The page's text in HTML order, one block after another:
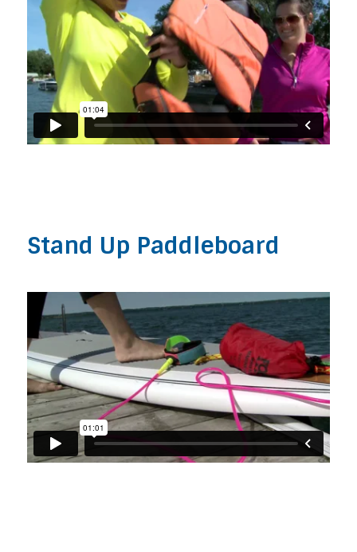
Stand Up Paddleboard